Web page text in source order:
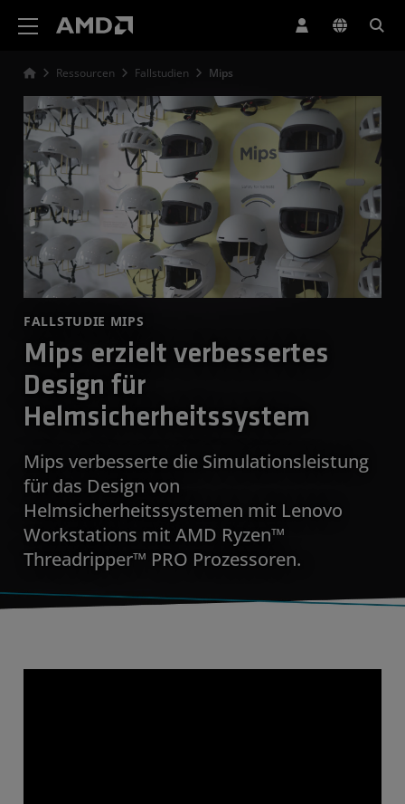
Ressourcen Fallstudien Mips
FALLSTUDIE MIPS
Mips erzielt verbessertes
Design für
Helmsicherheitssystem
Mips verbesserte die Simulationsleistung
für das Design von
Helmsicherheitssystemen mit Lenovo
Workstations mit AMD Ryzen™
Threadripper™ PRO Prozessoren.